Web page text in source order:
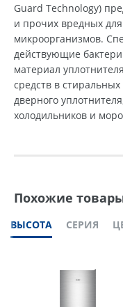
Guard Technology)
и прочих вредных
микроорганизмов.
действующие
материал
средств в
дверного
холодильников и
Похожие
ВЫСОТА СЕРИЯ